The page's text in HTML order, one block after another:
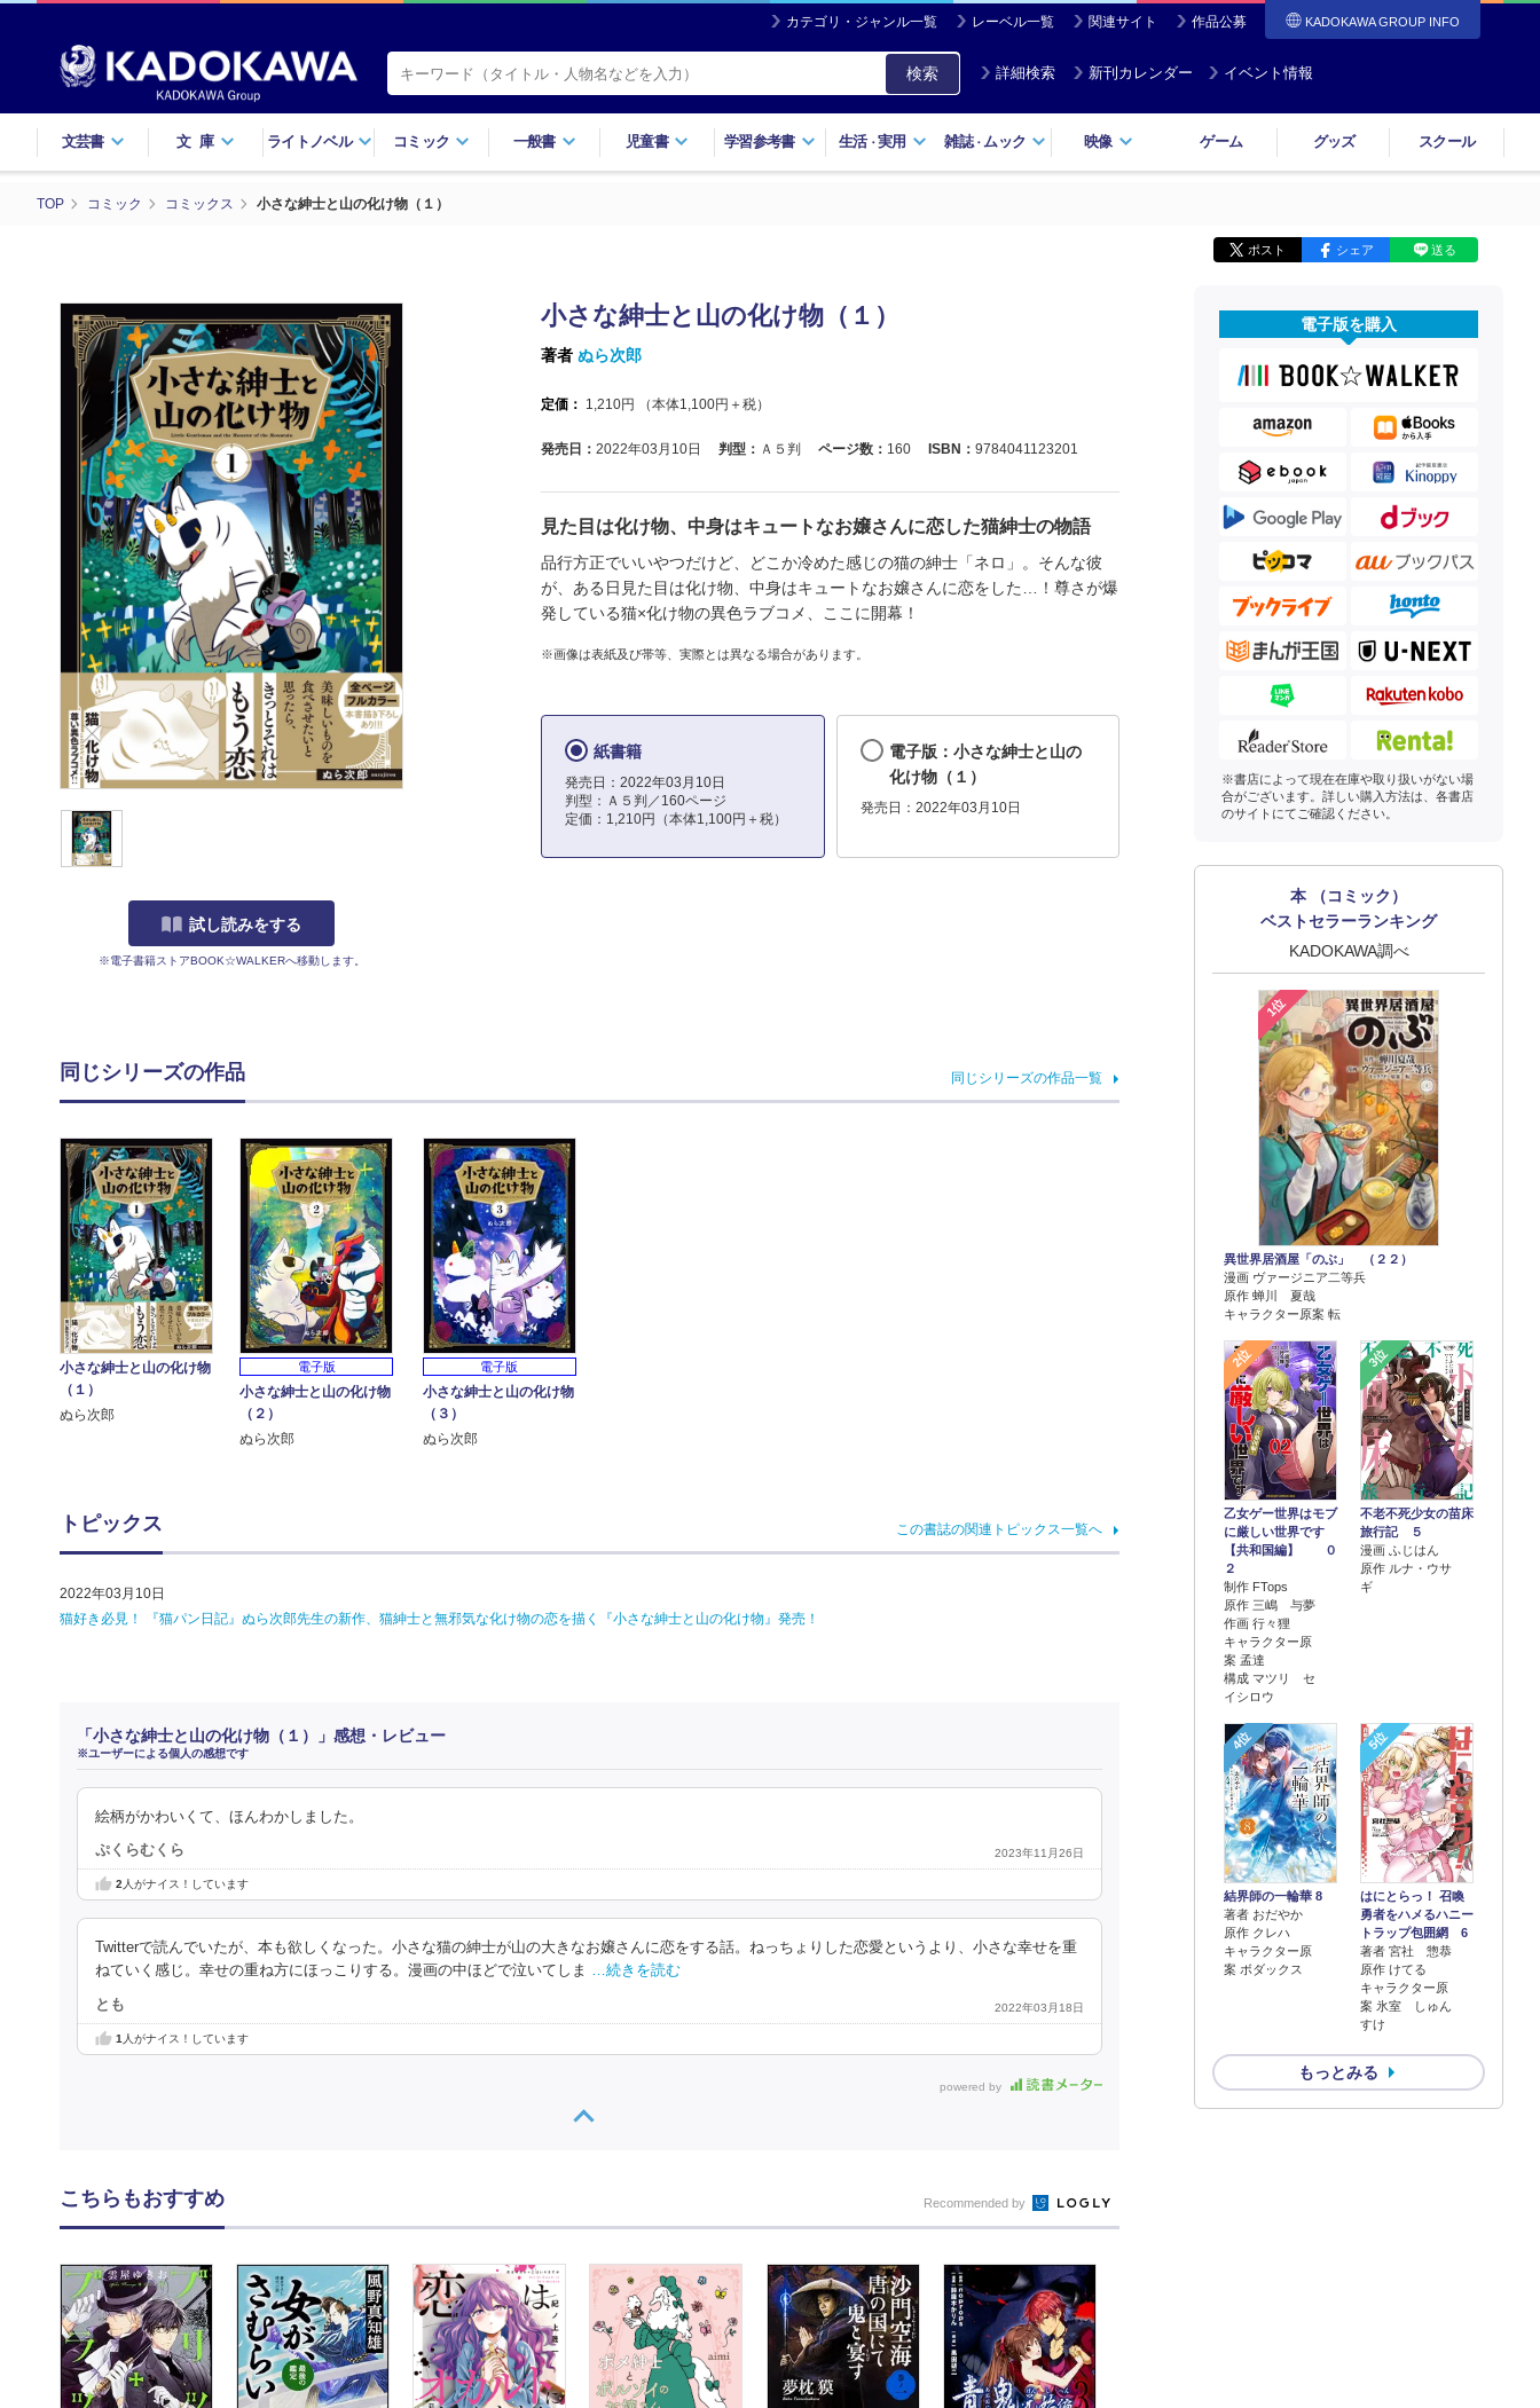
カテゴリ・ジャンル一覧 レーベル一覧 関連サイト 作品公募 KADOKAWA GROUP INFO
検索 詳細検索 新刊カレンダー イベント情報
文芸書 文庫 ライトノベル コミック 一般書 児童書 学習参考書 生活・実用 雑誌・ ムック 映像 ゲーム グッズ スクール
TOP コミック コミックス 小さな紳士と山の化け物（１）
ポスト シェア 送る
試し読みをする
※電子書籍ストアBOOK☆WALKERへ移動します。
小さな紳士と山の化け物（１）
著者 ぬら次郎
定価： 1,210円 （本体1,100円＋税）
発売日： 2022年03月10日 判型： Ａ５判 ページ数： 160 ISBN： 9784041123201
見た目は化け物、中身はキュートなお嬢さんに恋した猫紳士の物語
品行方正でいいやつだけど、どこか冷めた感じの猫の紳士「ネロ」。そんな彼
が、ある日見た目は化け物、中身はキュートなお嬢さんに恋をした…！尊さが爆
発している猫×化け物の異色ラブコメ、ここに開幕！
※画像は表紙及び帯等、実際とは異なる場合があります。
紙書籍
発売日：2022年03月10日
判型：Ａ５判／160ページ
定価：1,210円（本体1,100円＋税）
電子版：小さな紳士と山の
化け物（１）
発売日：2022年03月10日
同じシリーズの作品 同じシリーズの作品一覧
小さな紳士と山の化け物
（１）
ぬら次郎
電子版
小さな紳士と山の化け物
（２）
ぬら次郎
電子版
小さな紳士と山の化け物
（３）
ぬら次郎
トピックス この書誌の関連トピックス一覧へ
2022年03月10日
猫好き必見！ 『猫パン日記』ぬら次郎先生の新作、猫紳士と無邪気な化け物の恋を描く『小さな紳士と山の化け物』発売！
「小さな紳士と山の化け物（１）」感想・レビュー
※ユーザーによる個人の感想です
絵柄がかわいくて、ほんわかしました。
ぷくらむくら 2023年11月26日
2人がナイス！しています
Twitterで読んでいたが、本も欲しくなった。小さな猫の紳士が山の大きなお嬢さんに恋をする話。ねっちょりした恋愛というより、小さな幸せを重
ねていく感じ。幸せの重ね方にほっこりする。漫画の中ほどで泣いてしま …続きを読む
とも 2022年03月18日
1 人がナイス！しています
powered by
電子版を購入
※書店によって現在在庫や取り扱いがない場
合がございます。詳しい購入方法は、各書店
のサイトにてご確認ください。
本 （コミック）
ベストセラーランキング
KADOKAWA調べ
1位
異世界居酒屋「のぶ」 （２２）
漫画 ヴァージニア二等兵
原作 蝉川 夏哉
キャラクター原案 転
2位
乙女ゲー世界はモブ
に厳しい世界です
【共和国編】 ０
２
制作 FTops
原作 三嶋 与夢
作画 行々狸
キャラクター原
案 孟達
構成 マツリ セ
イシロウ
3位
不老不死少女の苗床
旅行記 ５
漫画 ふじはん
原作 ルナ・ウサ
ギ
4位
結界師の一輪華 8
著者 おだやか
原作 クレハ
キャラクター原
案 ボダックス
5位
はにとらっ！ 召喚
勇者をハメるハニー
トラップ包囲網 6
著者 宮社 惣恭
原作 けてる
キャラクター原
案 氷室 しゅん
すけ
もっとみる
こちらもおすすめ Recommended by